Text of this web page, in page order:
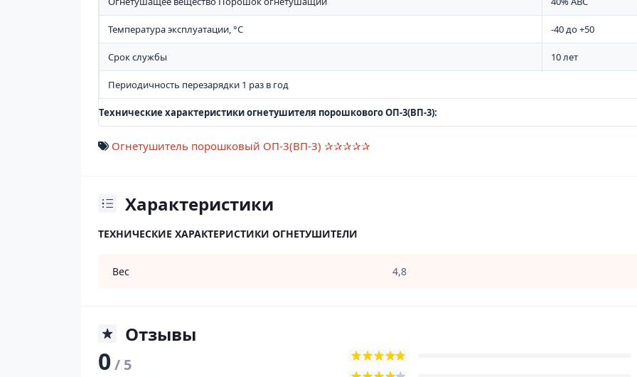
Технические характеристики огнетушителя порошкового ОП-3(ВП-3):
Температура эксплуатации, °C -40 до +50
Срок службы 10 лет
Периодичность перезарядки 1 раз в год
Огнетушитель порошковый ОП-3(ВП-3)​ ✰✰✰✰✰
Характеристики
ТЕХНИЧЕСКИЕ ХАРАКТЕРИСТИКИ ОГНЕТУШИТЕЛИ
Вес 4,8
Отзывы
0/ 5